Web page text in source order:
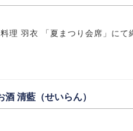
理 羽衣 「夏まつり会席」に
清藍（せいらん）